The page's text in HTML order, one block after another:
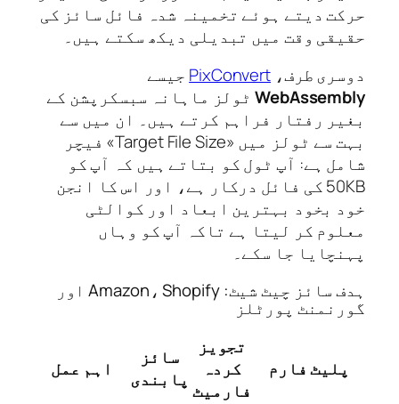
دیتے ہوئے تخمینہ شدہ فائل سائز کی
وقت میں تبدیلی دیکھ سکتے ہیں۔
طرف، PixConvertجیسے
ٹولز ماہانہ سبسکرپشن کے
رفتار فراہم کرتے ہیں۔ ان میں سے
بہت سے ٹولز میں «Target File Size» فیچر
ہے: آپ ٹول کو بتاتے ہیں کہ آپ کو
50KB کی فائل درکار ہے، اور اس کا انجن
بخود بہترین ابعاد اور کوالٹی
کر لیتا ہے تاکہ آپ کو وہاں
جا سکے۔
ہدف سائز چیٹ شیٹ: Amazon، Shopify اور
پورٹلز
فارم
کردہ
فارمیٹ
سائز
پابندی
اہم عمل